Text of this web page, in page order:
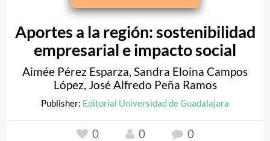
Aportes a la región: sostenibilidad
empresarial e impacto social
Aimée Pérez Esparza, Sandra Eloina Campos
López, José Alfredo Peña Ramos
Publisher: Editorial Universidad de Guadalajara
0 0 0